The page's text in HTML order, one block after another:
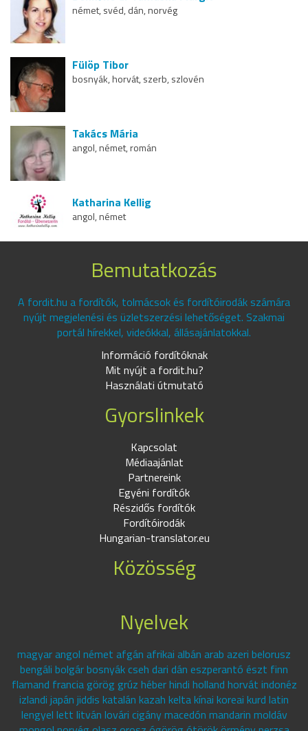
német, svéd, dán, norvég
Fülöp Tibor
bosnyák, horvát, szerb, szlovén
Takács Mária
angol, német, román
Katharina Kellig
angol, német
Bemutatkozás
A fordit.hu a fordítók, tolmácsok és fordítóirodák számára
nyújt megjelenési és üzletszerzési lehetőséget. Szakmai
portál hírekkel, videókkal, állásajánlatokkal.
Információ fordítóknak
Mit nyújt a fordit.hu?
Használati útmutató
Gyorslinkek
Kapcsolat
Médiaajánlat
Partnereink
Egyéni fordítók
Részidős fordítók
Fordítóirodák
Hungarian-translator.eu
Közösség
Nyelvek
magyar angol német afgán afrikai albán arab azeri belorusz
bengáli bolgár bosnyák cseh dari dán eszperantó észt finn
flamand francia görög grúz héber hindi holland horvát indonéz
izlandi japán jiddis katalán kazah kelta kínai koreai kurd latin
lengyel lett litván lovári cigány macedón mandarin moldáv